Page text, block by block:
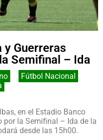
y Guerreras
Semifinal – Ida
Fútbol Nacional
en el Estadio Banco
por la Semifinal – Ida de la
desde las 15h00.